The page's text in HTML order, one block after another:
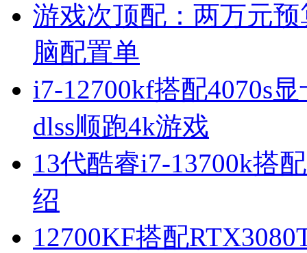
游戏次顶配：两万元预
脑配置单
i7-12700kf搭配4070s
dlss顺跑4k游戏
13代酷睿i7-13700k搭
绍
12700KF搭配